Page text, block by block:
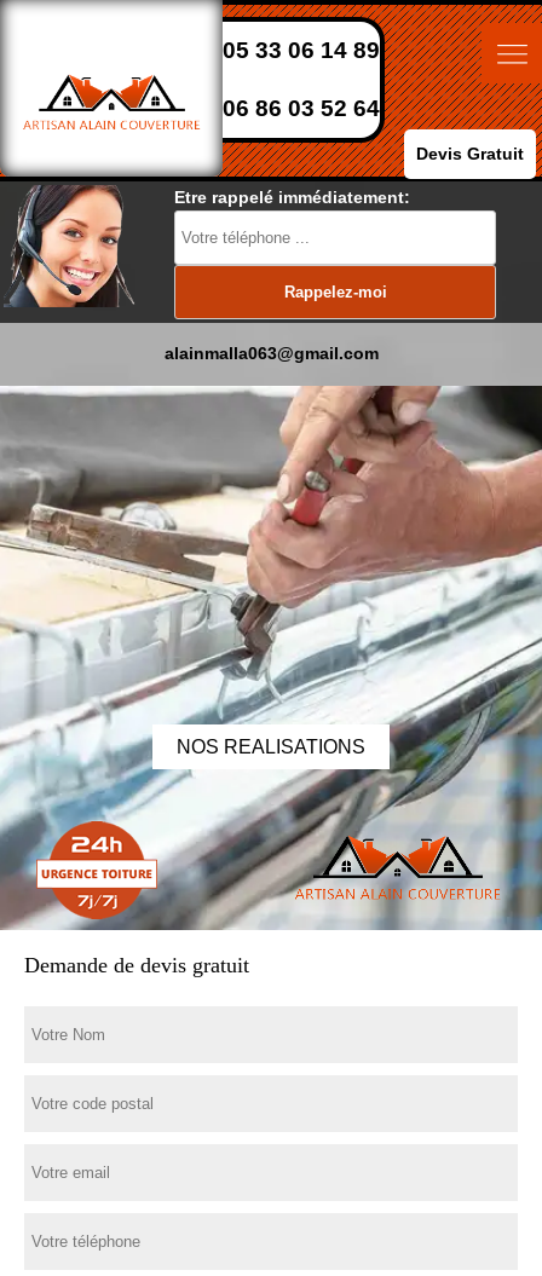
05 33 06 14 89
06 86 03 52 64
Devis Gratuit
Etre rappelé immédiatement:
alainmalla063@gmail.com
NOS REALISATIONS
Demande de devis gratuit